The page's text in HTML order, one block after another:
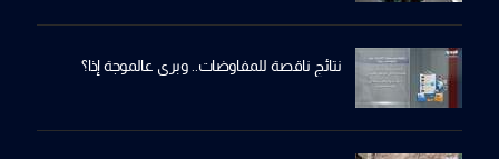
نتائج ناقصة للمفاوضات.. وبري عالموجة إذا؟